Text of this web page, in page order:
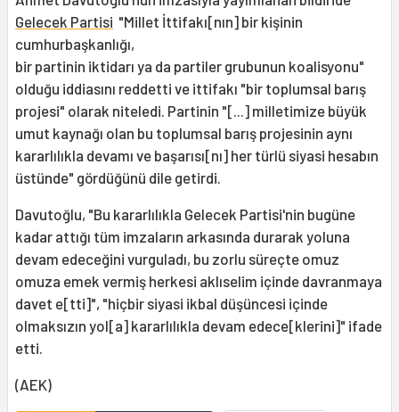
Gelecek Partisi "Millet İttifakı[nın] bir kişinin
cumhurbaşkanlığı,
bir partinin iktidarı ya da partiler grubunun koalisyonu"
olduğu iddiasını reddetti ve ittifakı "bir toplumsal barış
projesi" olarak niteledi. Partinin "[...] milletimize büyük
umut kaynağı olan bu toplumsal barış projesinin aynı
kararlılıkla devamı ve başarısı[nı] her türlü siyasi hesabın
üstünde" gördüğünü dile getirdi.
Davutoğlu, "Bu kararlılıkla Gelecek Partisi'nin bugüne
kadar attığı tüm imzaların arkasında durarak yoluna
devam edeceğini vurguladı, bu zorlu süreçte omuz
omuza emek vermiş herkesi aklıselim içinde davranmaya
davet e[tti]", "hiçbir siyasi ikbal düşüncesi içinde
olmaksızın yol[a] kararlılıkla devam edece[klerini]" ifade
etti.
(AEK)